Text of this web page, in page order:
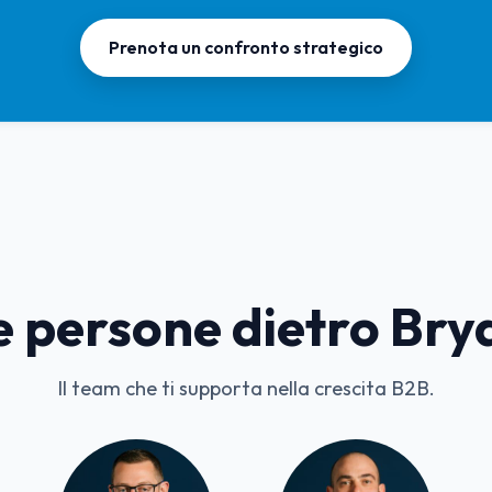
Prenota un confronto strategico
persone dietro
Il team che ti supporta nella crescita B2B.